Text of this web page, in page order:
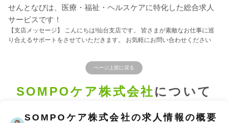
せんとなびは、医療・福祉・ヘルスケアに特化した総合求人
サービスです！
【支店メッセージ】 こんにちは!仙台支店です。 皆さまが素敵なお仕事に巡
り合えるサポートをさせていただきます。 お気軽にお問い合わせください
ページ上部に戻る
SOMPOケア株式会社について
SOMPOケア株式会社の求人情報の概要